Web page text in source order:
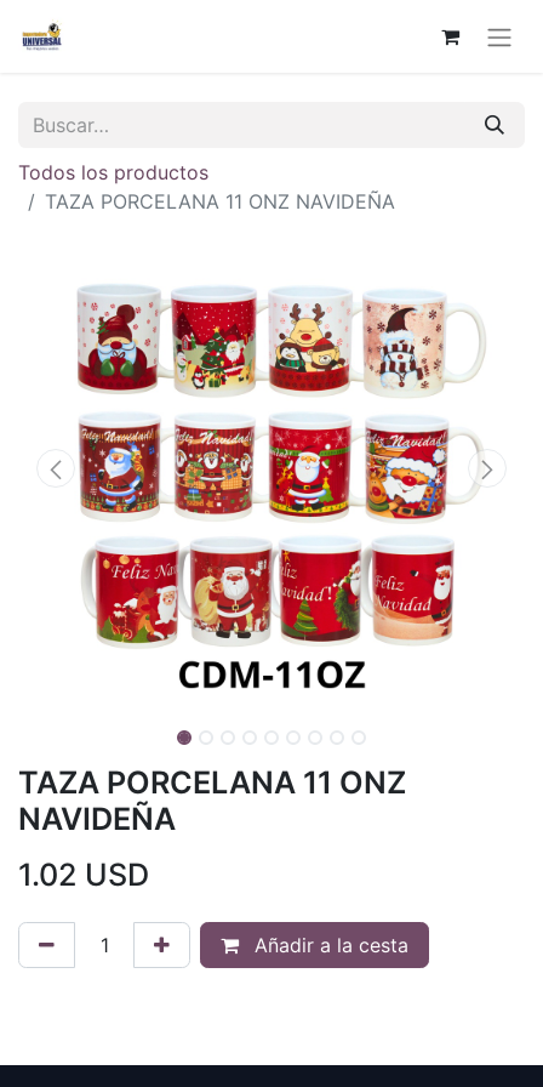
Todos los productos
TAZA PORCELANA 11 ONZ NAVIDEÑA
TAZA PORCELANA 11 ONZ
NAVIDEÑA
1.02 USD
Añadir a la cesta